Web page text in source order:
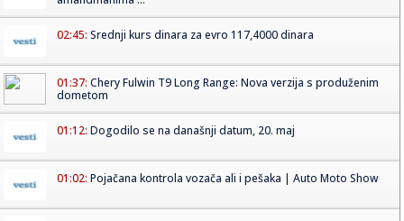
02:45: Srednji kurs dinara za evro 117,4000 dinara
01:37: Chery Fulwin T9 Long Range: Nova verzija s produženim
dometom
01:12: Dogodilo se na današnji datum, 20. maj
01:02: Pojačana kontrola vozača ali i pešaka | Auto Moto Show